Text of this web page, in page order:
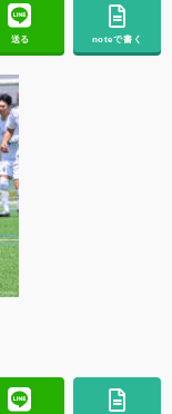
送る noteで書く